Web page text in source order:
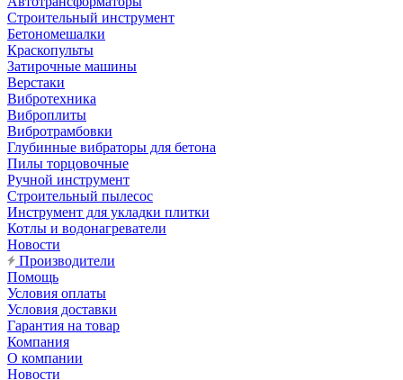
Строительный инструмент
Бетономешалки
Краскопульты
Затирочные машины
Верстаки
Вибротехника
Виброплиты
Вибротрамбовки
Глубинные вибраторы для бетона
Пилы торцовочные
Ручной инструмент
Строительный пылесос
Инструмент для укладки плитки
Котлы и водонагреватели
Новости
Производители
Помощь
Условия оплаты
Условия доставки
Гарантия на товар
Компания
О компании
Новости